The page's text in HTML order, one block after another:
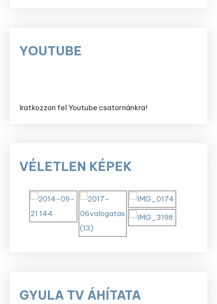
YOUTUBE
Iratkozzon fel Youtube csatornánkra!
VÉLETLEN KÉPEK
GYULA TV ÁHÍTATA